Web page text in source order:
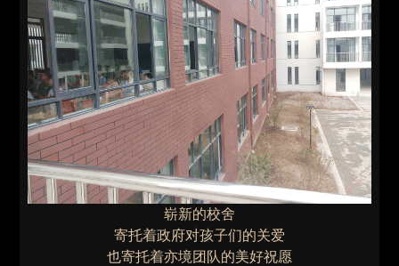
崭新的校舍
寄托着政府对孩子们的关爱
也寄托着亦境团队的美好祝愿